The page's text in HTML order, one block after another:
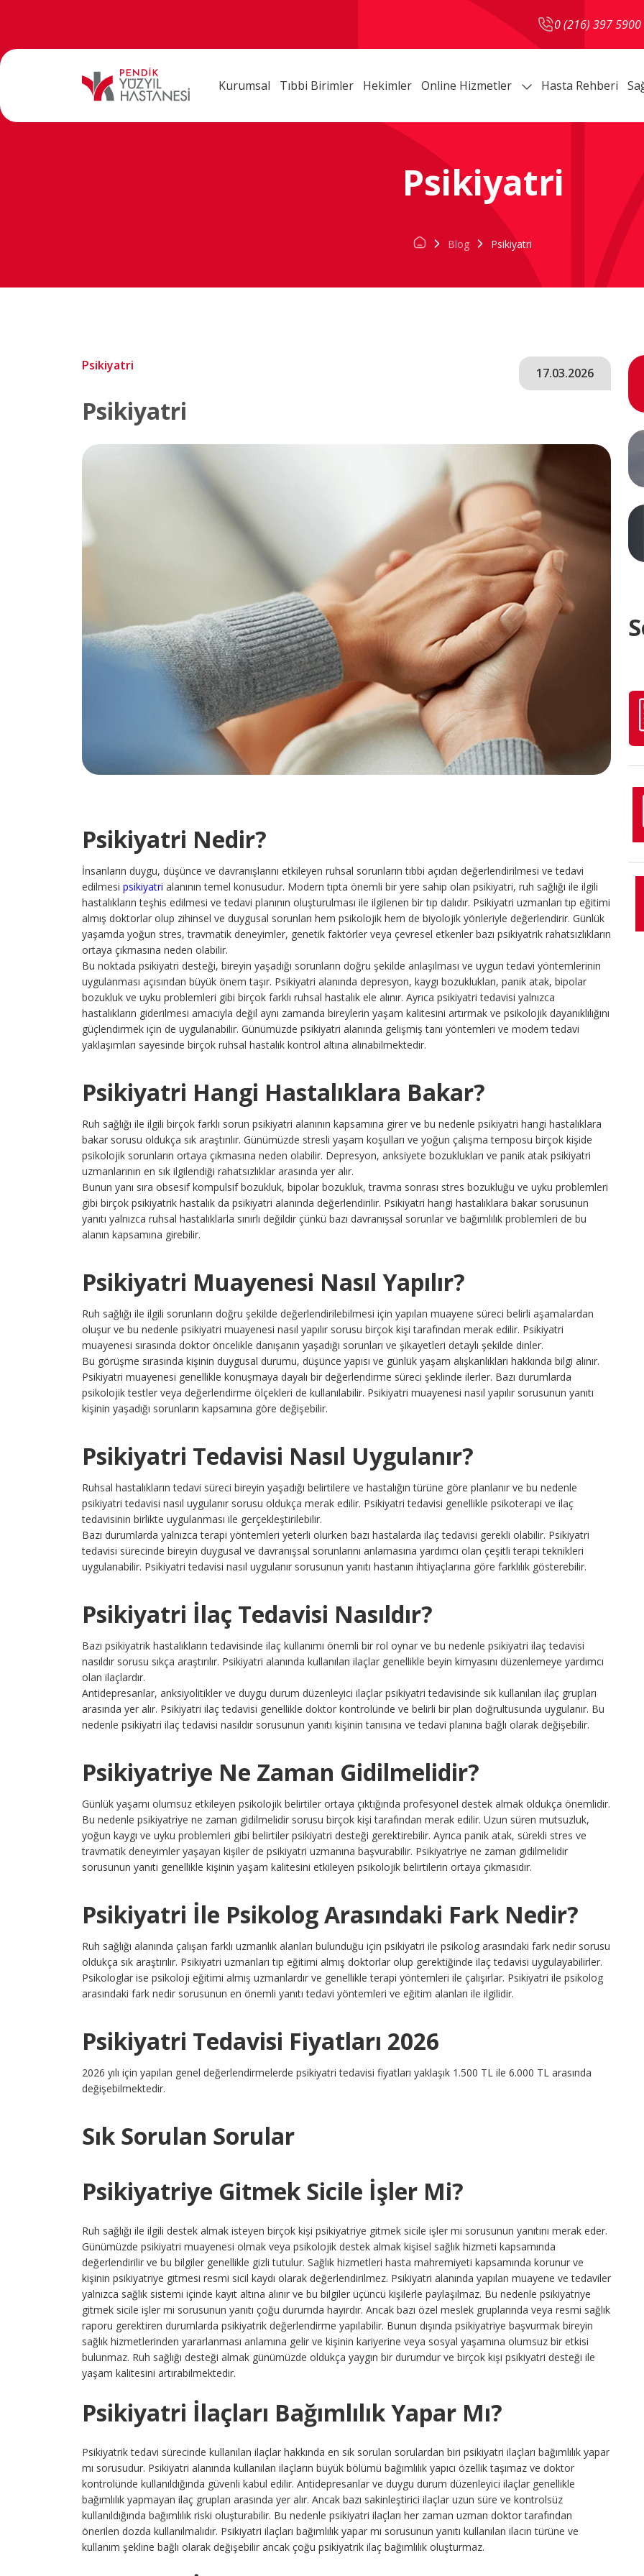
0 (216) 397 5900
Kurumsal Tıbbi Birimler Hekimler Online Hizmetler Hasta Rehberi
Psikiyatri
Blog Psikiyatri
Psikiyatri
Psikiyatri
17.03.2026
Psikiyatri Nedir?
İnsanların duygu, düşünce ve davranışlarını etkileyen ruhsal sorunların tıbbi açıdan değerlendirilmesi ve tedavi
edilmesi psikiyatri alanının temel konusudur. Modern tıpta önemli bir yere sahip olan psikiyatri, ruh sağlığı ile ilgili
hastalıkların teşhis edilmesi ve tedavi planının oluşturulması ile ilgilenen bir tıp dalıdır. Psikiyatri uzmanları tıp eğitimi
almış doktorlar olup zihinsel ve duygusal sorunları hem psikolojik hem de biyolojik yönleriyle değerlendirir. Günlük
yaşamda yoğun stres, travmatik deneyimler, genetik faktörler veya çevresel etkenler bazı psikiyatrik rahatsızlıkların
ortaya çıkmasına neden olabilir.
Bu noktada psikiyatri desteği, bireyin yaşadığı sorunların doğru şekilde anlaşılması ve uygun tedavi yöntemlerinin
uygulanması açısından büyük önem taşır. Psikiyatri alanında depresyon, kaygı bozuklukları, panik atak, bipolar
bozukluk ve uyku problemleri gibi birçok farklı ruhsal hastalık ele alınır. Ayrıca psikiyatri tedavisi yalnızca
hastalıkların giderilmesi amacıyla değil aynı zamanda bireylerin yaşam kalitesini artırmak ve psikolojik dayanıklılığını
güçlendirmek için de uygulanabilir. Günümüzde psikiyatri alanında gelişmiş tanı yöntemleri ve modern tedavi
yaklaşımları sayesinde birçok ruhsal hastalık kontrol altına alınabilmektedir.
Psikiyatri Hangi Hastalıklara Bakar?
Ruh sağlığı ile ilgili birçok farklı sorun psikiyatri alanının kapsamına girer ve bu nedenle psikiyatri hangi hastalıklara
bakar sorusu oldukça sık araştırılır. Günümüzde stresli yaşam koşulları ve yoğun çalışma temposu birçok kişide
psikolojik sorunların ortaya çıkmasına neden olabilir. Depresyon, anksiyete bozuklukları ve panik atak psikiyatri
uzmanlarının en sık ilgilendiği rahatsızlıklar arasında yer alır.
Bunun yanı sıra obsesif kompulsif bozukluk, bipolar bozukluk, travma sonrası stres bozukluğu ve uyku problemleri
gibi birçok psikiyatrik hastalık da psikiyatri alanında değerlendirilir. Psikiyatri hangi hastalıklara bakar sorusunun
yanıtı yalnızca ruhsal hastalıklarla sınırlı değildir çünkü bazı davranışsal sorunlar ve bağımlılık problemleri de bu
alanın kapsamına girebilir.
Psikiyatri Muayenesi Nasıl Yapılır?
Ruh sağlığı ile ilgili sorunların doğru şekilde değerlendirilebilmesi için yapılan muayene süreci belirli aşamalardan
oluşur ve bu nedenle psikiyatri muayenesi nasıl yapılır sorusu birçok kişi tarafından merak edilir. Psikiyatri
muayenesi sırasında doktor öncelikle danışanın yaşadığı sorunları ve şikayetleri detaylı şekilde dinler.
Bu görüşme sırasında kişinin duygusal durumu, düşünce yapısı ve günlük yaşam alışkanlıkları hakkında bilgi alınır.
Psikiyatri muayenesi genellikle konuşmaya dayalı bir değerlendirme süreci şeklinde ilerler. Bazı durumlarda
psikolojik testler veya değerlendirme ölçekleri de kullanılabilir. Psikiyatri muayenesi nasıl yapılır sorusunun yanıtı
kişinin yaşadığı sorunların kapsamına göre değişebilir.
Psikiyatri Tedavisi Nasıl Uygulanır?
Ruhsal hastalıkların tedavi süreci bireyin yaşadığı belirtilere ve hastalığın türüne göre planlanır ve bu nedenle
psikiyatri tedavisi nasıl uygulanır sorusu oldukça merak edilir. Psikiyatri tedavisi genellikle psikoterapi ve ilaç
tedavisinin birlikte uygulanması ile gerçekleştirilebilir.
Bazı durumlarda yalnızca terapi yöntemleri yeterli olurken bazı hastalarda ilaç tedavisi gerekli olabilir. Psikiyatri
tedavisi sürecinde bireyin duygusal ve davranışsal sorunlarını anlamasına yardımcı olan çeşitli terapi teknikleri
uygulanabilir. Psikiyatri tedavisi nasıl uygulanır sorusunun yanıtı hastanın ihtiyaçlarına göre farklılık gösterebilir.
Psikiyatri İlaç Tedavisi Nasıldır?
Bazı psikiyatrik hastalıkların tedavisinde ilaç kullanımı önemli bir rol oynar ve bu nedenle psikiyatri ilaç tedavisi
nasıldır sorusu sıkça araştırılır. Psikiyatri alanında kullanılan ilaçlar genellikle beyin kimyasını düzenlemeye yardımcı
olan ilaçlardır.
Antidepresanlar, anksiyolitikler ve duygu durum düzenleyici ilaçlar psikiyatri tedavisinde sık kullanılan ilaç grupları
arasında yer alır. Psikiyatri ilaç tedavisi genellikle doktor kontrolünde ve belirli bir plan doğrultusunda uygulanır. Bu
nedenle psikiyatri ilaç tedavisi nasıldır sorusunun yanıtı kişinin tanısına ve tedavi planına bağlı olarak değişebilir.
Psikiyatriye Ne Zaman Gidilmelidir?
Günlük yaşamı olumsuz etkileyen psikolojik belirtiler ortaya çıktığında profesyonel destek almak oldukça önemlidir.
Bu nedenle psikiyatriye ne zaman gidilmelidir sorusu birçok kişi tarafından merak edilir. Uzun süren mutsuzluk,
yoğun kaygı ve uyku problemleri gibi belirtiler psikiyatri desteği gerektirebilir. Ayrıca panik atak, sürekli stres ve
travmatik deneyimler yaşayan kişiler de psikiyatri uzmanına başvurabilir. Psikiyatriye ne zaman gidilmelidir
sorusunun yanıtı genellikle kişinin yaşam kalitesini etkileyen psikolojik belirtilerin ortaya çıkmasıdır.
Psikiyatri İle Psikolog Arasındaki Fark Nedir?
Ruh sağlığı alanında çalışan farklı uzmanlık alanları bulunduğu için psikiyatri ile psikolog arasındaki fark nedir sorusu
oldukça sık araştırılır. Psikiyatri uzmanları tıp eğitimi almış doktorlar olup gerektiğinde ilaç tedavisi uygulayabilirler.
Psikologlar ise psikoloji eğitimi almış uzmanlardır ve genellikle terapi yöntemleri ile çalışırlar. Psikiyatri ile psikolog
arasındaki fark nedir sorusunun en önemli yanıtı tedavi yöntemleri ve eğitim alanları ile ilgilidir.
Psikiyatri Tedavisi Fiyatları 2026
2026 yılı için yapılan genel değerlendirmelerde psikiyatri tedavisi fiyatları yaklaşık 1.500 TL ile 6.000 TL arasında
değişebilmektedir.
Sık Sorulan Sorular
Psikiyatriye Gitmek Sicile İşler Mi?
Ruh sağlığı ile ilgili destek almak isteyen birçok kişi psikiyatriye gitmek sicile işler mi sorusunun yanıtını merak eder.
Günümüzde psikiyatri muayenesi olmak veya psikolojik destek almak kişisel sağlık hizmeti kapsamında
değerlendirilir ve bu bilgiler genellikle gizli tutulur. Sağlık hizmetleri hasta mahremiyeti kapsamında korunur ve
kişinin psikiyatriye gitmesi resmi sicil kaydı olarak değerlendirilmez. Psikiyatri alanında yapılan muayene ve tedaviler
yalnızca sağlık sistemi içinde kayıt altına alınır ve bu bilgiler üçüncü kişilerle paylaşılmaz. Bu nedenle psikiyatriye
gitmek sicile işler mi sorusunun yanıtı çoğu durumda hayırdır. Ancak bazı özel meslek gruplarında veya resmi sağlık
raporu gerektiren durumlarda psikiyatrik değerlendirme yapılabilir. Bunun dışında psikiyatriye başvurmak bireyin
sağlık hizmetlerinden yararlanması anlamına gelir ve kişinin kariyerine veya sosyal yaşamına olumsuz bir etkisi
bulunmaz. Ruh sağlığı desteği almak günümüzde oldukça yaygın bir durumdur ve birçok kişi psikiyatri desteği ile
yaşam kalitesini artırabilmektedir.
Psikiyatri İlaçları Bağımlılık Yapar Mı?
Psikiyatrik tedavi sürecinde kullanılan ilaçlar hakkında en sık sorulan sorulardan biri psikiyatri ilaçları bağımlılık yapar
mı sorusudur. Psikiyatri alanında kullanılan ilaçların büyük bölümü bağımlılık yapıcı özellik taşımaz ve doktor
kontrolünde kullanıldığında güvenli kabul edilir. Antidepresanlar ve duygu durum düzenleyici ilaçlar genellikle
bağımlılık yapmayan ilaç grupları arasında yer alır. Ancak bazı sakinleştirici ilaçlar uzun süre ve kontrolsüz
kullanıldığında bağımlılık riski oluşturabilir. Bu nedenle psikiyatri ilaçları her zaman uzman doktor tarafından
önerilen dozda kullanılmalıdır. Psikiyatri ilaçları bağımlılık yapar mı sorusunun yanıtı kullanılan ilacın türüne ve
kullanım şekline bağlı olarak değişebilir ancak çoğu psikiyatrik ilaç bağımlılık oluşturmaz.